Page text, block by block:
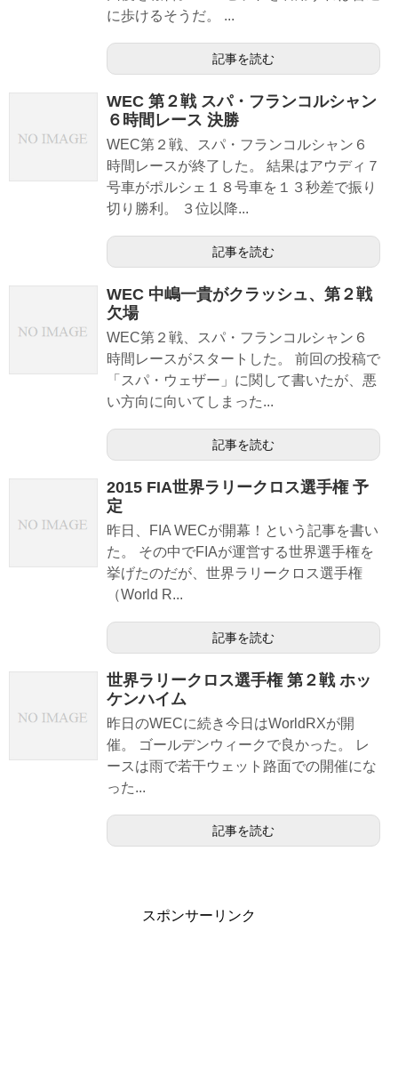
に歩けるそうだ。 ...
記事を読む
WEC 第２戦 スパ・フランコルシャン
６時間レース 決勝
WEC第２戦、スパ・フランコルシャン６
時間レースが終了した。 結果はアウディ７
号車がポルシェ１８号車を１３秒差で振り
切り勝利。 ３位以降...
記事を読む
WEC 中嶋一貴がクラッシュ、第２戦
欠場
WEC第２戦、スパ・フランコルシャン６
時間レースがスタートした。 前回の投稿で
「スパ・ウェザー」に関して書いたが、悪
い方向に向いてしまった...
記事を読む
2015 FIA世界ラリークロス選手権 予
定
昨日、FIA WECが開幕！という記事を書い
た。 その中でFIAが運営する世界選手権を
挙げたのだが、世界ラリークロス選手権
（World R...
記事を読む
世界ラリークロス選手権 第２戦 ホッ
ケンハイム
昨日のWECに続き今日はWorldRXが開
催。 ゴールデンウィークで良かった。 レ
ースは雨で若干ウェット路面での開催にな
った...
記事を読む
スポンサーリンク